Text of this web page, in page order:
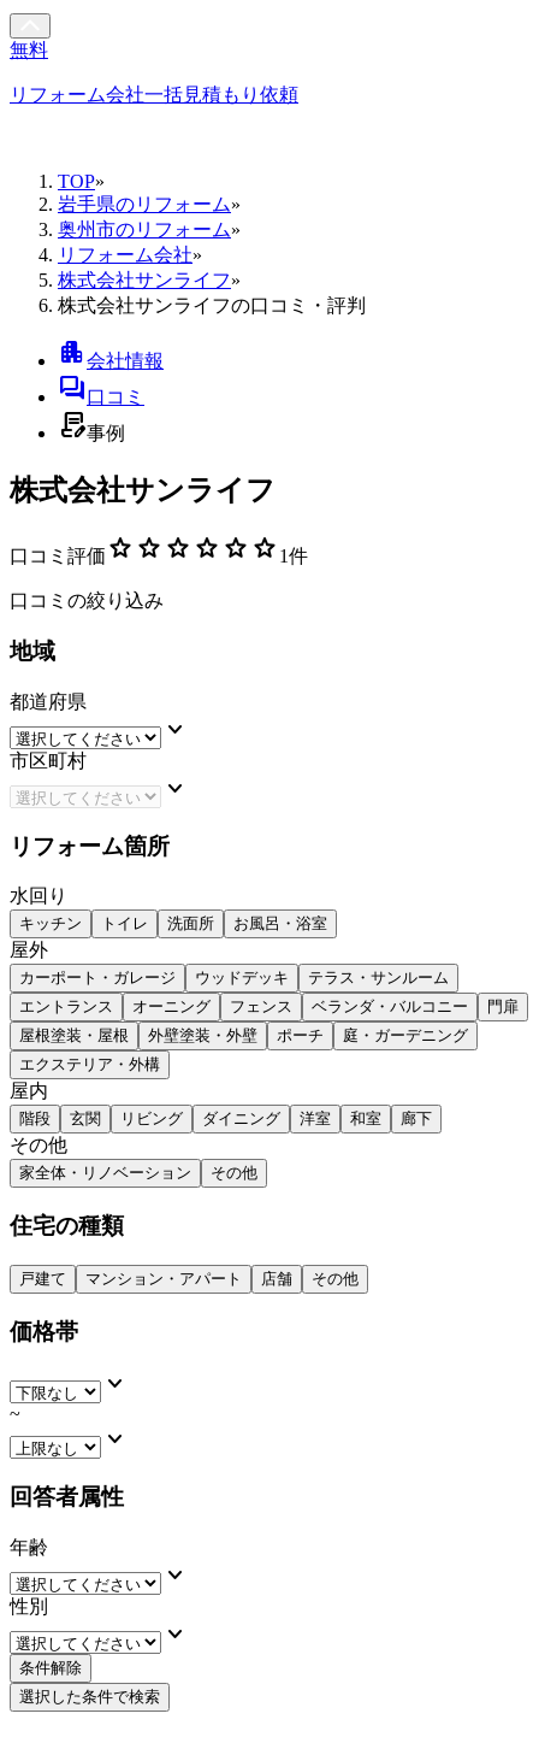
無料
リフォーム会社一括見積もり依頼
TOP»
岩手県のリフォーム»
奥州市のリフォーム»
リフォーム会社»
株式会社サンライフ»
株式会社サンライフの口コミ・評判
apartment会社情報
forum口コミ
contract_edit事例
株式会社サンライフ
口コミ評価 star star star star star star 1件
口コミの絞り込み
地域
都道府県
keyboard_arrow_down
市区町村
keyboard_arrow_down
リフォーム箇所
水回り
キッチン トイレ 洗面所 お風呂・浴室
屋外
カーポート・ガレージ ウッドデッキ
テラス・サンルーム
エントランス
オーニング フェンス ベランダ・バルコニー
門扉
屋根塗装・屋根
外壁塗装・外壁 ポーチ
庭・ガーデニング
エクステリア・外構
屋内
階段 玄関 リビング ダイニング 洋室 和室 廊下
その他
家全体・リノベーション その他
住宅の種類
戸建て マンション・アパート 店舗 その他
価格帯
keyboard_arrow_down
~
keyboard_arrow_down
回答者属性
年齢
keyboard_arrow_down
性別
keyboard_arrow_down
条件解除
選択した条件で検索